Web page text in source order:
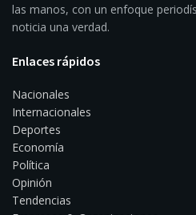
las manos, con un enfoque
noticia una verdad.
Enlaces rápidos
Nacionales
Internacionales
Deportes
Economía
Política
Opinión
Tendencias